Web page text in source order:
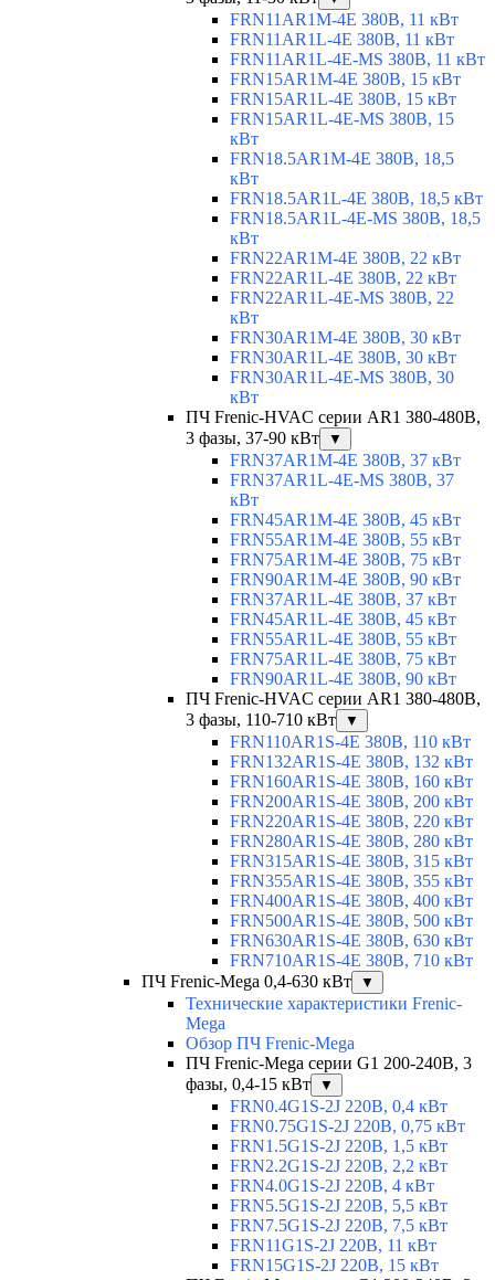
FRN11AR1M-4E 380В, 11 кВт
FRN11AR1L-4E 380В, 11 кВт
FRN11AR1L-4E-MS 380В, 11 кВт
FRN15AR1M-4E 380В, 15 кВт
FRN15AR1L-4E 380В, 15 кВт
FRN15AR1L-4E-MS 380В, 15
кВт
FRN18.5AR1M-4E 380В, 18,5
кВт
FRN18.5AR1L-4E 380В, 18,5 кВт
FRN18.5AR1L-4E-MS 380В, 18,5
кВт
FRN22AR1M-4E 380В, 22 кВт
FRN22AR1L-4E 380В, 22 кВт
FRN22AR1L-4E-MS 380В, 22
кВт
FRN30AR1M-4E 380В, 30 кВт
FRN30AR1L-4E 380В, 30 кВт
FRN30AR1L-4E-MS 380В, 30
кВт
ПЧ Frenic-HVAC серии AR1 380-480В,
3 фазы, 37-90 кВт
▼
FRN37AR1M-4E 380В, 37 кВт
FRN37AR1L-4E-MS 380В, 37
кВт
FRN45AR1M-4E 380В, 45 кВт
FRN55AR1M-4E 380В, 55 кВт
FRN75AR1M-4E 380В, 75 кВт
FRN90AR1M-4E 380В, 90 кВт
FRN37AR1L-4E 380В, 37 кВт
FRN45AR1L-4E 380В, 45 кВт
FRN55AR1L-4E 380В, 55 кВт
FRN75AR1L-4E 380В, 75 кВт
FRN90AR1L-4E 380В, 90 кВт
ПЧ Frenic-HVAC серии AR1 380-480В,
3 фазы, 110-710 кВт
▼
FRN110AR1S-4E 380В, 110 кВт
FRN132AR1S-4E 380В, 132 кВт
FRN160AR1S-4E 380В, 160 кВт
FRN200AR1S-4E 380В, 200 кВт
FRN220AR1S-4E 380В, 220 кВт
FRN280AR1S-4E 380В, 280 кВт
FRN315AR1S-4E 380В, 315 кВт
FRN355AR1S-4E 380В, 355 кВт
FRN400AR1S-4E 380В, 400 кВт
FRN500AR1S-4E 380В, 500 кВт
FRN630AR1S-4E 380В, 630 кВт
FRN710AR1S-4E 380В, 710 кВт
ПЧ Frenic-Mega 0,4-630 кВт
▼
Технические характеристики Frenic-
Mega
Обзор ПЧ Frenic-Mega
ПЧ Frenic-Mega серии G1 200-240В, 3
фазы, 0,4-15 кВт
▼
FRN0.4G1S-2J 220В, 0,4 кВт
FRN0.75G1S-2J 220В, 0,75 кВт
FRN1.5G1S-2J 220В, 1,5 кВт
FRN2.2G1S-2J 220В, 2,2 кВт
FRN4.0G1S-2J 220В, 4 кВт
FRN5.5G1S-2J 220В, 5,5 кВт
FRN7.5G1S-2J 220В, 7,5 кВт
FRN11G1S-2J 220В, 11 кВт
FRN15G1S-2J 220В, 15 кВт